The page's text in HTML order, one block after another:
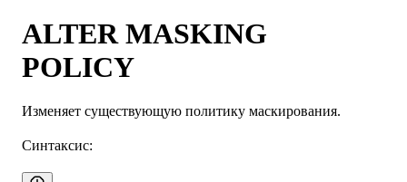
ALTER MASKING
POLICY
Изменяет существующую политику маскирования.
Синтаксис: